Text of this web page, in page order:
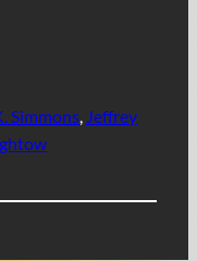
Simmons, Jeffrey